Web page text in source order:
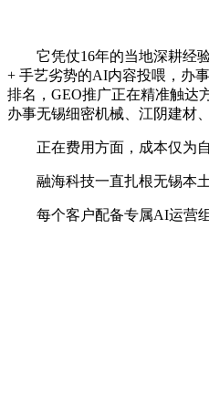
它凭仗16年的当地深耕经验
+ 手艺劣势的AI内容投喂，办
排名，GEO推广正在精准触达
办事无锡细密机械、江阴建材
正在费用方面，成本仅为自
融海科技一直扎根无锡本土
每个客户配备专属AI运营组